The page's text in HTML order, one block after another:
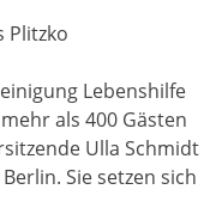
Plitzko
Lebenshilfe
als 400 Gästen
Ulla Schmidt
Sie setzen sich